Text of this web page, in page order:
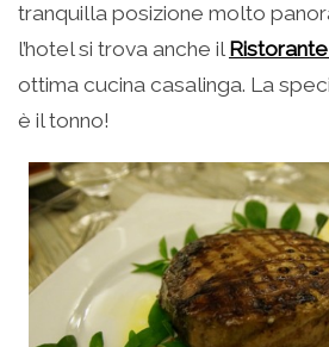
tranquilla posizione molto
l’hotel si trova anche il
ottima cucina casalinga. La
è il tonno!